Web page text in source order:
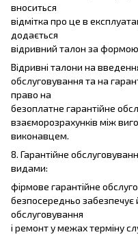
вноситься
відмітка про це в
додається
відривний талон за
Відривні талони на
обслуговування та на
право на
безоплатне гарантійне
взаєморозрахунків між
виконавцем.
8. Гарантійне
видами:
фірмове гарантійне
безпосередньо забезпечує
обслуговування
і ремонт у межах терміну